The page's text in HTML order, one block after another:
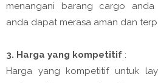
menangani barang cargo
anda dapat merasa aman dan
3. Harga yang kompetitif :
Harga yang kompetitif untuk